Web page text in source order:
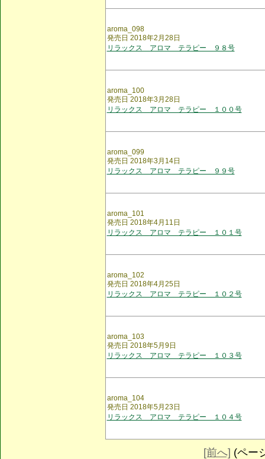
aroma_098
発売日 2018年2月28日
リラックス アロマ テラピー ９８号
aroma_100
発売日 2018年3月28日
リラックス アロマ テラピー １００号
aroma_099
発売日 2018年3月14日
リラックス アロマ テラピー ９９号
aroma_101
発売日 2018年4月11日
リラックス アロマ テラピー １０１号
aroma_102
発売日 2018年4月25日
リラックス アロマ テラピー １０２号
aroma_103
発売日 2018年5月9日
リラックス アロマ テラピー １０３号
aroma_104
発売日 2018年5月23日
リラックス アロマ テラピー １０４号
[前へ] (ペー